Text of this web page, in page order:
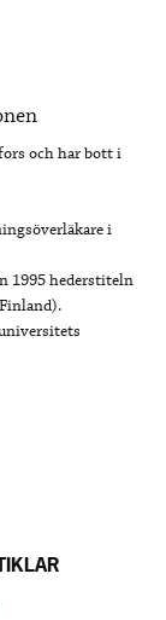
och har bott i
i
1995 hederstiteln